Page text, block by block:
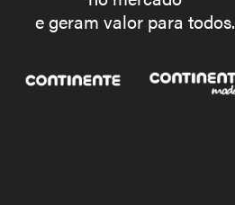
e geram valor para todos.